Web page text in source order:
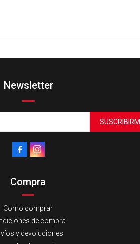
Compra
Como comprar
de compra
y devoluciones
Newsletter
 